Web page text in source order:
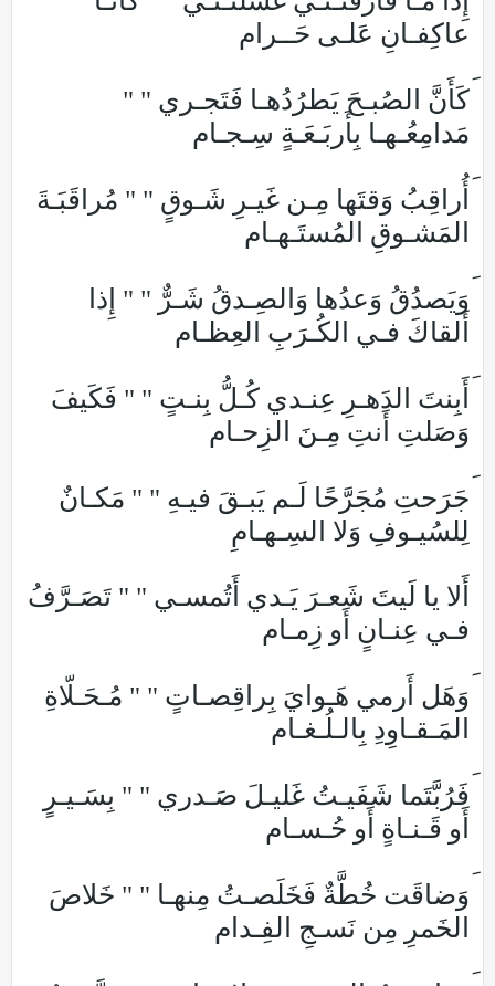
عاكِفـانِ عَلـى حَــرام
كَأَنَّ الصُبـحَ يَطرُدُهـا فَتَجـري " "
مَدامِعُـهـا بِأَربَـعَـةٍ سِـجـام
أُراقِبُ وَقتَها مِـن غَيـرِ شَـوقٍ " " مُراقَبَـةَ
المَشـوقِ المُستَـهـام
وَيَصدُقُ وَعدُها وَالصِـدقُ شَـرٌّ " " إِذا
أَلقاكَ فـي الكُـرَبِ العِظـام
أَبِنتَ الدَهـرِ عِنـدي كُـلُّ بِنـتٍ " " فَكَيفَ
وَصَلتِ أَنتِ مِـنَ الزِحـام
جَرَحتِ مُجَرَّحًا لَـم يَبـقَ فيـهِ " " مَكـانٌ
لِلسُيـوفِ وَلا السِـهـامِ
أَلا يا لَيتَ شَعـرَ يَـدي أَتُمسـي " " تَصَـرَّفُ
فـي عِنـانٍ أَو زِمـام
وَهَل أَرمي هَـوايَ بِراقِصـاتٍ " " مُـحَـلّاةِ
المَـقـاوِدِ بِالـلُـغـام
فَرُبَّتَما شَفَيـتُ غَليـلَ صَـدري " " بِسَـيـرٍ
أَو قَـنـاةٍ أَو حُـسـام
وَضاقَت خُطَّةٌ فَخَلَصـتُ مِنهـا " " خَلاصَ
الخَمرِ مِن نَسـجِ الفِـدام